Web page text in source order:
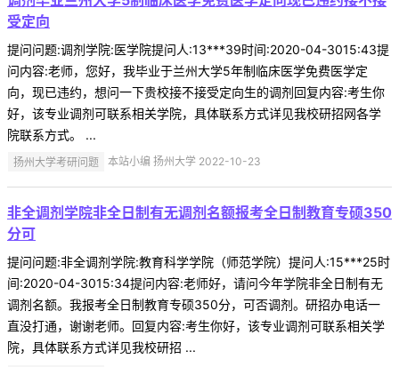
受定向
提问问题:调剂学院:医学院提问人:13***39时间:2020-04-3015:43提
问内容:老师，您好，我毕业于兰州大学5年制临床医学免费医学定
向，现已违约，想问一下贵校接不接受定向生的调剂回复内容:考生你
好，该专业调剂可联系相关学院，具体联系方式详见我校研招网各学
院联系方式。 ...
扬州大学考研问题 本站小编 扬州大学 2022-10-23
非全调剂学院非全日制有无调剂名额报考全日制教育专硕350
分可
提问问题:非全调剂学院:教育科学学院（师范学院）提问人:15***25时
间:2020-04-3015:34提问内容:老师好，请问今年学院非全日制有无
调剂名额。我报考全日制教育专硕350分，可否调剂。研招办电话一
直没打通，谢谢老师。回复内容:考生你好，该专业调剂可联系相关学
院，具体联系方式详见我校研招 ...